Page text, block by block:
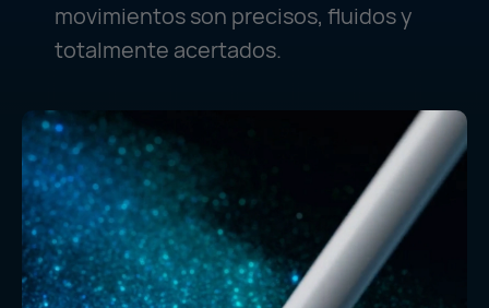
movimientos son precisos, fluidos y
totalmente acertados.